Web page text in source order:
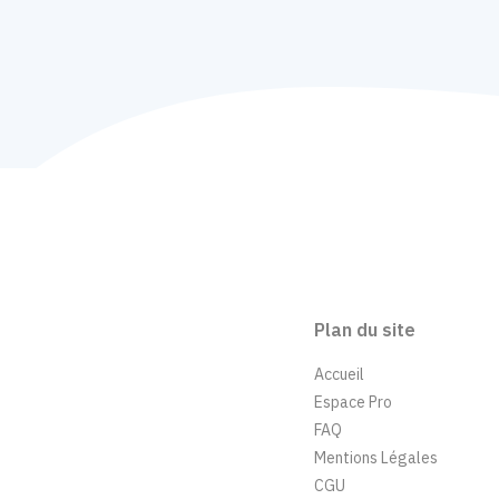
Plan du site
Accueil
Espace Pro
FAQ
Mentions Légales
CGU